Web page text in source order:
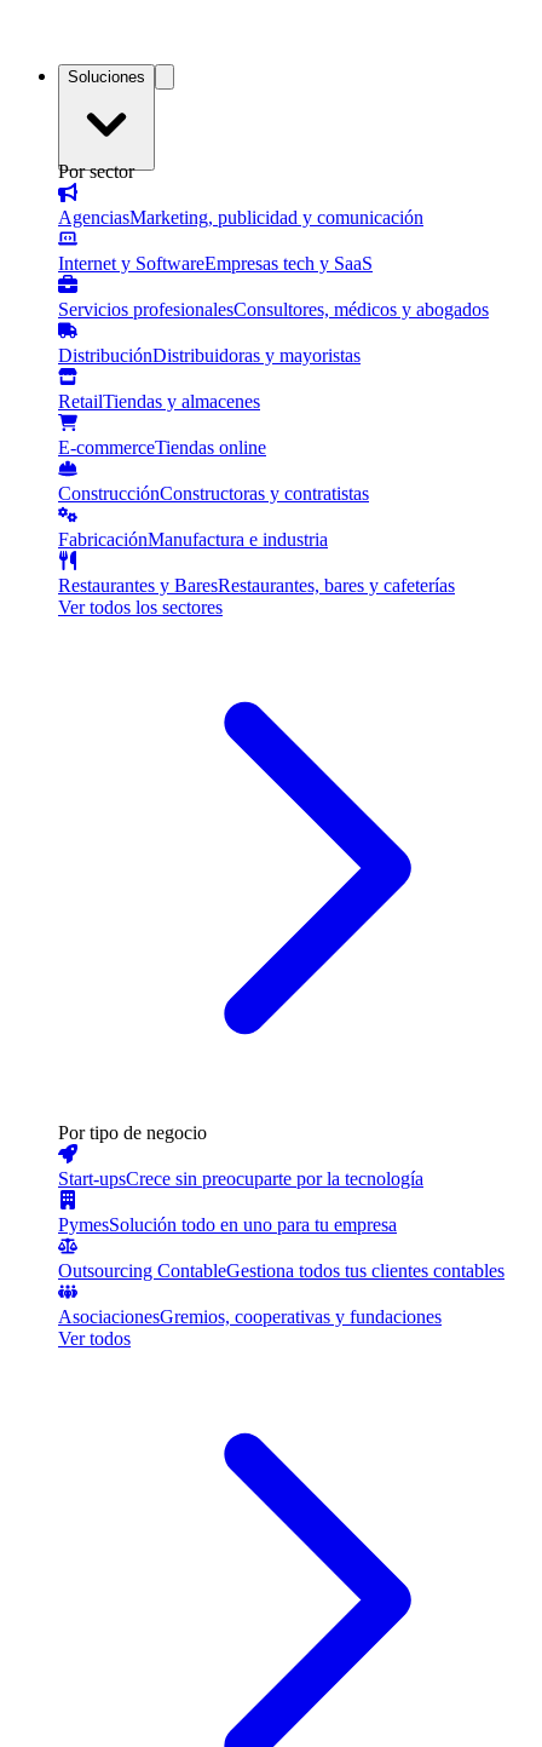
Soluciones
Por sector
AgenciasMarketing, publicidad y comunicación
Internet y SoftwareEmpresas tech y SaaS
Servicios profesionalesConsultores, médicos y abogados
DistribuciónDistribuidoras y mayoristas
RetailTiendas y almacenes
E-commerceTiendas online
ConstrucciónConstructoras y contratistas
FabricaciónManufactura e industria
Restaurantes y BaresRestaurantes, bares y cafeterías
Ver todos los sectores
Por tipo de negocio
Start-upsCrece sin preocuparte por la tecnología
PymesSolución todo en uno para tu empresa
Outsourcing ContableGestiona todos tus clientes contables
AsociacionesGremios, cooperativas y fundaciones
Ver todos